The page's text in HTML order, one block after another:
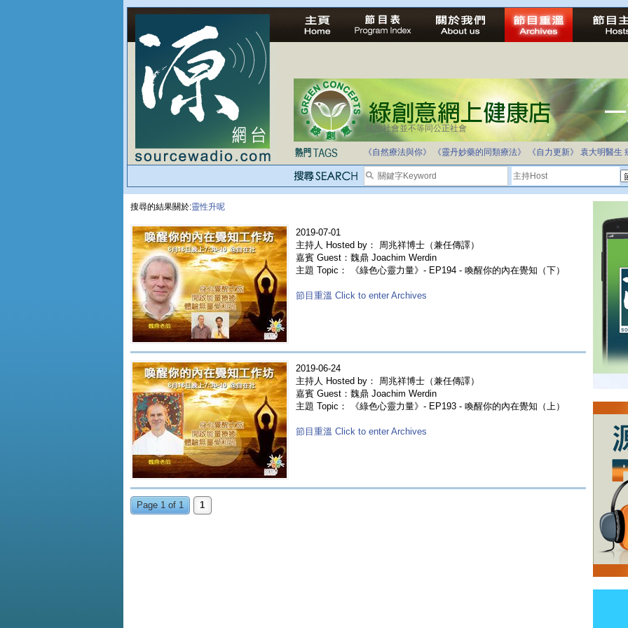
法治社會並不等同公正社會
自家教育合法化-推動多元化教育，全民學卷制
《自然療法與你》
《靈丹妙藥的同類療法》 《自力更新》 袁大明醫生
搜尋的結果關於:靈性升呢
2019-07-01
主持人 Hosted by： 周兆祥博士（兼任傳譯）
嘉賓 Guest：魏鼎 Joachim Werdin
主題 Topic： 《綠色心靈力量》- EP194 - 喚醒你的內在覺知（下）
節目重溫 Click to enter Archives
2019-06-24
主持人 Hosted by： 周兆祥博士（兼任傳譯）
嘉賓 Guest：魏鼎 Joachim Werdin
主題 Topic： 《綠色心靈力量》- EP193 - 喚醒你的內在覺知（上）
節目重溫 Click to enter Archives
Page 1 of 1 1